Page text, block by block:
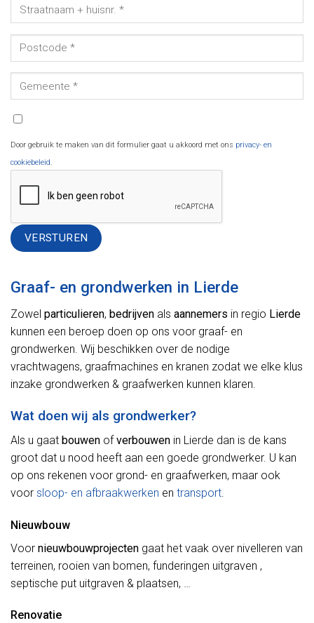
Door gebruik te maken van dit formulier gaat u akkoord met ons privacy- en
cookiebeleid.
Graaf- en grondwerken in Lierde
Zowel particulieren, bedrijven als aannemers in regio Lierde
kunnen een beroep doen op ons voor graaf- en
grondwerken. Wij beschikken over de nodige
vrachtwagens, graafmachines en kranen zodat we elke klus
inzake grondwerken & graafwerken kunnen klaren.
Wat doen wij als grondwerker?
Als u gaat bouwen ofverbouwen in Lierde dan is de kans
groot dat u nood heeft aan een goede grondwerker. U kan
op ons rekenen voor grond- en graafwerken, maar ook
voor sloop- en afbraakwerken en transport
Nieuwbouw
Voor nieuwbouwprojecten gaat het vaak over nivelleren van
terreinen, rooien van bomen, funderingen uitgraven ,
septische put uitgraven & plaatsen, …
Renovatie